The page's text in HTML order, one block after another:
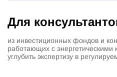
Для
из инвестиционных фондов и
работающих с
углубить экспертизу в